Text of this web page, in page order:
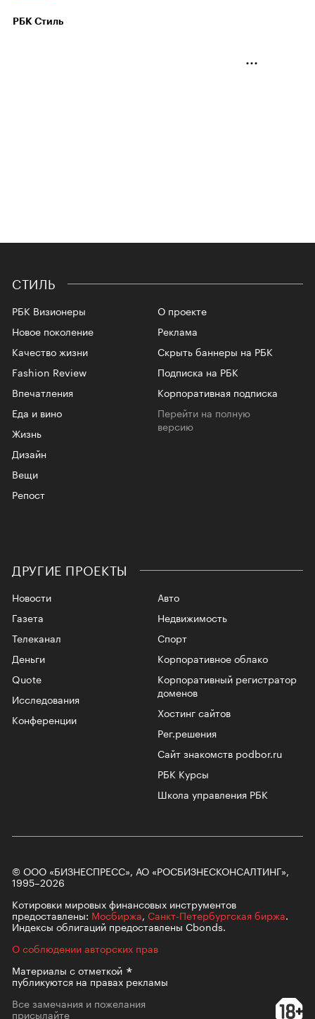
РБК Стиль
СТИЛЬ
РБК Визионеры
Новое поколение
Качество жизни
Fashion Review
Впечатления
Еда и вино
Жизнь
Дизайн
Вещи
Репост
О проекте
Реклама
Скрыть баннеры на РБК
Подписка на РБК
Корпоративная подписка
Перейти на полную
версию
ДРУГИЕ ПРОЕКТЫ
Новости
Газета
Телеканал
Авто
Недвижимость
Спорт
Корпоративное облако
Корпоративный регистратор
доменов
Хостинг сайтов
Рег.решения
Сайт знакомств podbor.ru
РБК Курсы
Школа управления РБК
Деньги
Quote
Исследования
Конференции
© ООО «БИЗНЕСПРЕСС», АО «РОСБИЗНЕСКОНСАЛТИНГ»,
1995–2026
Котировки мировых финансовых инструментов
предоставлены: Мосбиржа, Санкт-Петербургская биржа.
Индексы облигаций предоставлены Cbonds.
О соблюдении авторских прав
Материалы сотметкой
публикуются на правах рекламы
Все замечания и пожелания
присылайте